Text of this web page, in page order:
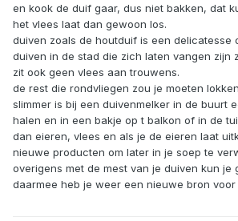
en kook de duif gaar, dus niet bakken, dat
het vlees laat dan gewoon los.
duiven zoals de houtduif is een delicatesse
duiven in de stad die zich laten vangen zijn
zit ook geen vlees aan trouwens.
de rest die rondvliegen zou je moeten
slimmer is bij een duivenmelker in de buurt
halen en in een bakje op t balkon of in de
dan eieren, vlees en als je de eieren laat
nieuwe producten om later in je soep te
overigens met de mest van je duiven kun je
daarmee heb je weer een nieuwe bron voor